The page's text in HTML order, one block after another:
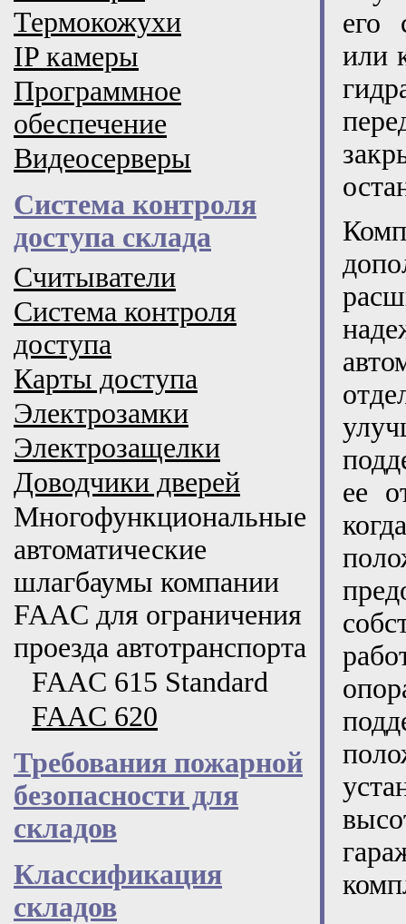
Термокожухи
IP камеры
Программное
обеспечение
Видеосерверы
Система контроля
доступа склада
Считыватели
Система контроля
доступа
Карты доступа
Электрозамки
Электрозащелки
Доводчики дверей
Многофункциональные
автоматические
шлагбаумы компании
FAAC для ограничения
проезда автотранспорта
FAAC 615 Standard
FAAC 620
Требования пожарной
безопасности для
складов
Классификация
складов
его
или
ее